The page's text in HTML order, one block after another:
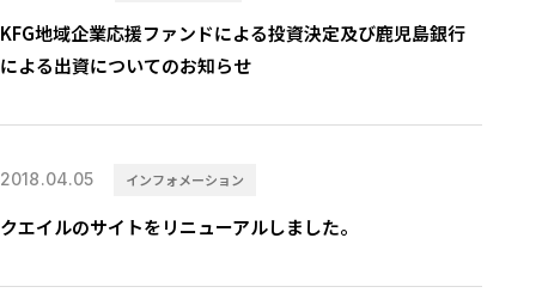
KFG地域企業応援ファンドによる投資決定及び鹿児島銀行
による出資についてのお知らせ
2018.04.05 インフォメーション
クエイルのサイトをリニューアルしました。